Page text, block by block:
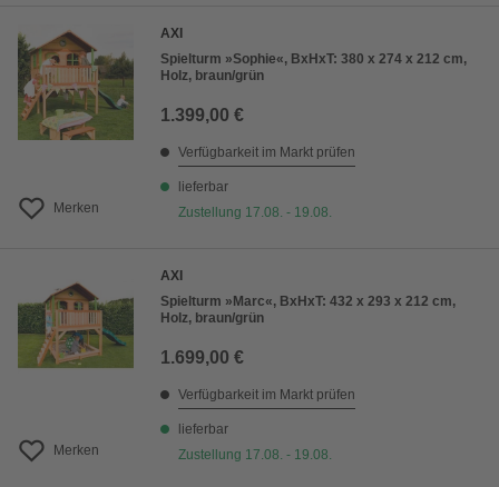
Merken
AXI
Spielturm »Sophie«, BxHxT: 380 x 274 x 212 cm,
Holz, braun/grün
1.399,00 €
Verfügbarkeit im Markt prüfen
lieferbar
Zustellung 17.08. - 19.08.
Merken
AXI
Spielturm »Marc«, BxHxT: 432 x 293 x 212 cm,
Holz, braun/grün
1.699,00 €
Verfügbarkeit im Markt prüfen
lieferbar
Zustellung 17.08. - 19.08.